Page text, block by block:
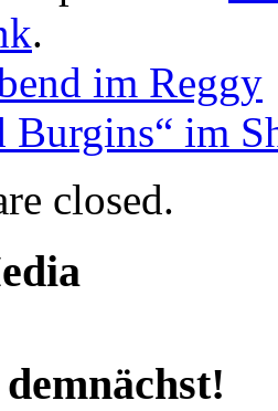
.
im Reggy
Burgins“ im
closed.